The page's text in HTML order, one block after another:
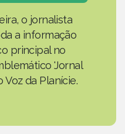
o jornalista
a informação
principal no
'Jornal
Voz da Planície.